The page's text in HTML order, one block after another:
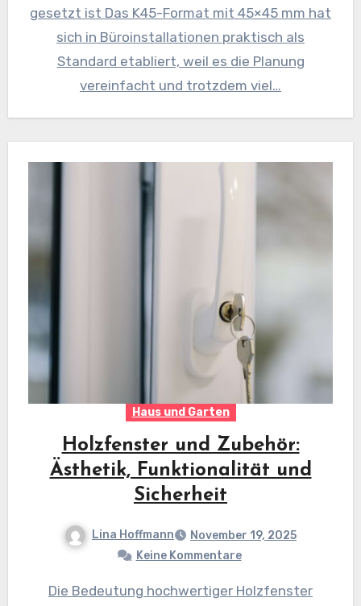
gesetzt ist Das K45-Format mit 45×45 mm hat
sich in Büroinstallationen praktisch als
Standard etabliert, weil es die Planung
vereinfacht und trotzdem viel…
Haus und Garten
Holzfenster und Zubehör:
Ästhetik, Funktionalität und
Sicherheit
Lina Hoffmann
November 19, 2025
Keine Kommentare
Die Bedeutung hochwertiger Holzfenster